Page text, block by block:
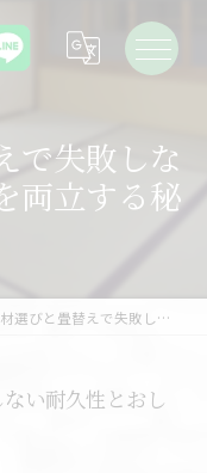
で失敗しな
両立する秘
替えで失敗しない耐久性とおしゃれを両立する秘訣
い耐久性とおし